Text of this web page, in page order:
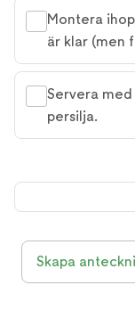
Montera
är klar (men
Servera
persilja.
Skapa